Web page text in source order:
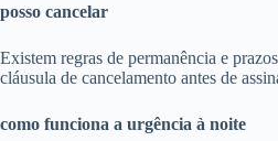
posso cancelar
Existem regras de permanência e
cláusula de cancelamento antes de
como funciona a urgência à noite